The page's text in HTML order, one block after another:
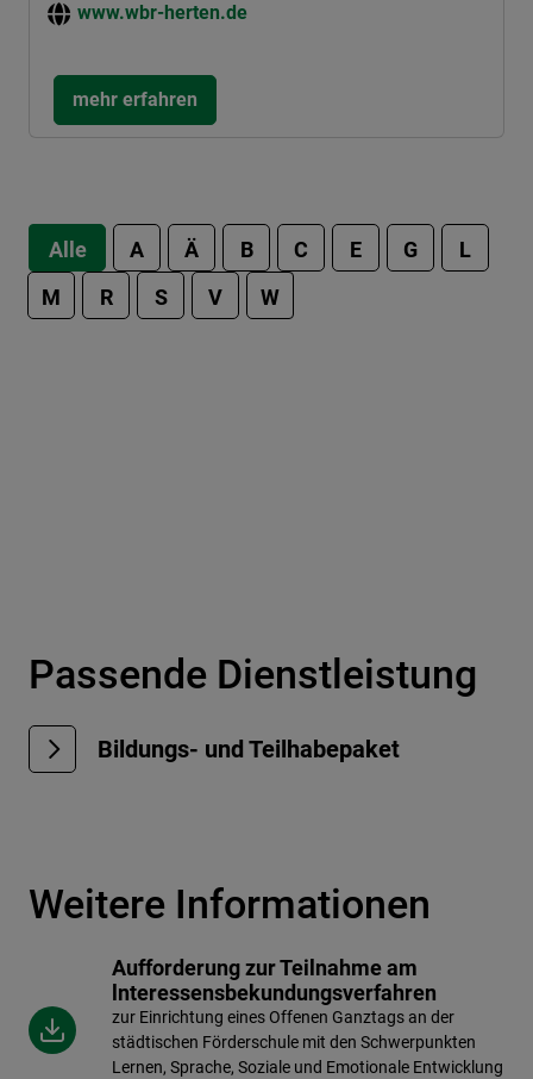
www.wbr-herten.de
mehr erfahren
Alle A Ä B C E G
L
M
R S V W
Passende Dienstleistung
Bildungs- und Teilhabepaket
Weitere Informationen
Aufforderung zur Teilnahme am
lnteressensbekundungsverfahren
zur Einrichtung eines Offenen Ganztags an der
städtischen Förderschule mit den Schwerpunkten
Lernen, Sprache, Soziale und Emotionale Entwicklung